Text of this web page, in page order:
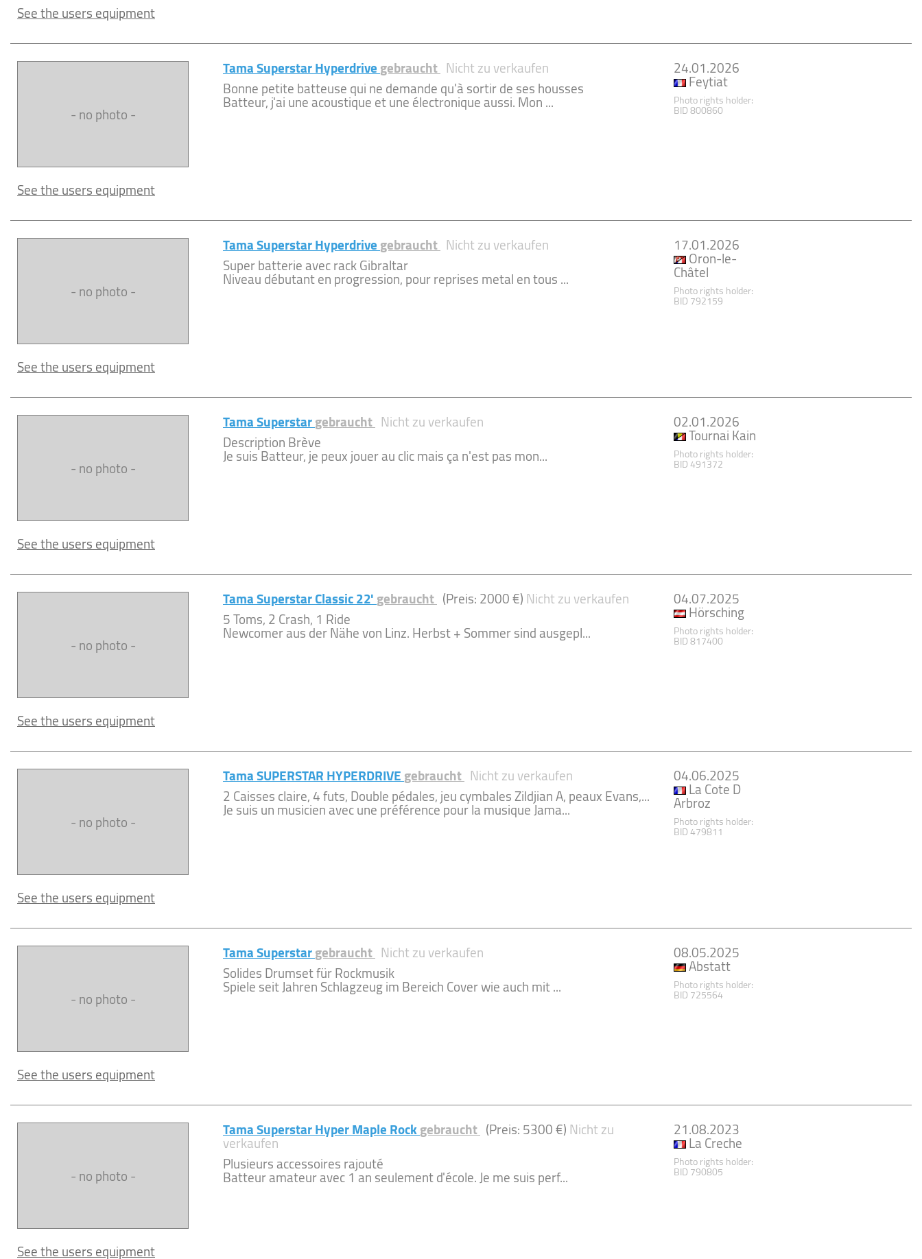
See the users equipment
- no photo -
Tama Superstar Hyperdrivegebraucht Nicht zu verkaufen
Bonne petite batteuse qui ne demande qu'à sortir de ses housses
Batteur, j'ai une acoustique et une électronique aussi. Mon ...
24.01.2026
Feytiat
Photo rights holder:
BID 800860
See the users equipment
- no photo -
Tama Superstar Hyperdrivegebraucht Nicht zu verkaufen
Super batterie avec rack Gibraltar
Niveau débutant en progression, pour reprises metal en tous ...
17.01.2026
Oron-le-
Châtel
Photo rights holder:
BID 792159
See the users equipment
- no photo -
Tama Superstargebraucht Nicht zu verkaufen
Description Brève
Je suis Batteur, je peux jouer au clic mais ça n'est pas mon...
02.01.2026
Tournai Kain
Photo rights holder:
BID 491372
See the users equipment
- no photo -
Tama Superstar Classic 22'gebraucht (Preis: 2000 €)Nicht zu verkaufen
5 Toms, 2 Crash, 1 Ride
Newcomer aus der Nähe von Linz. Herbst + Sommer sind ausgepl...
04.07.2025
Hörsching
Photo rights holder:
BID 817400
See the users equipment
- no photo -
Tama SUPERSTAR HYPERDRIVEgebraucht Nicht zu verkaufen
2 Caisses claire, 4 futs, Double pédales, jeu cymbales Zildjian A, peaux Evans,...
Je suis un musicien avec une préférence pour la musique Jama...
04.06.2025
La Cote D
Arbroz
Photo rights holder:
BID 479811
See the users equipment
- no photo -
Tama Superstargebraucht Nicht zu verkaufen
Solides Drumset für Rockmusik
Spiele seit Jahren Schlagzeug im Bereich Cover wie auch mit ...
08.05.2025
Abstatt
Photo rights holder:
BID 725564
See the users equipment
- no photo -
Tama Superstar Hyper Maple Rockgebraucht (Preis: 5300 €)Nicht zu
verkaufen
Plusieurs accessoires rajouté
Batteur amateur avec 1 an seulement d'école. Je me suis perf...
21.08.2023
La Creche
Photo rights holder:
BID 790805
See the users equipment